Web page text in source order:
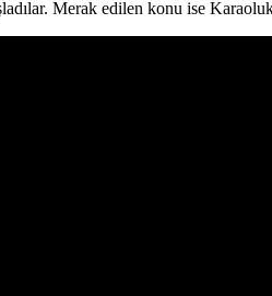
Merak edilen konu ise